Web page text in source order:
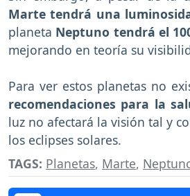
Marte tendrá una
planeta Neptuno tendrá el
mejorando en teoría su
Para ver estos planetas no
recomendaciones para la
luz no afectará la visión tal y
los eclipses solares.
TAGS: Planetas, Marte,